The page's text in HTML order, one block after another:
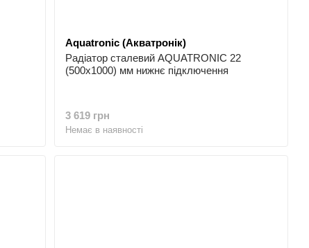
Aquatronic (Акватронік)
Радіатор сталевий AQUATRONIC 22
(500x1000) мм нижнє підключення
3 619 грн
Немає в наявності